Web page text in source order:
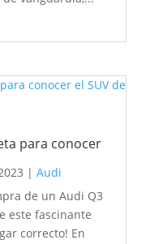
para conocer
| Audi
de un Audi Q3
este fascinante
correcto! En